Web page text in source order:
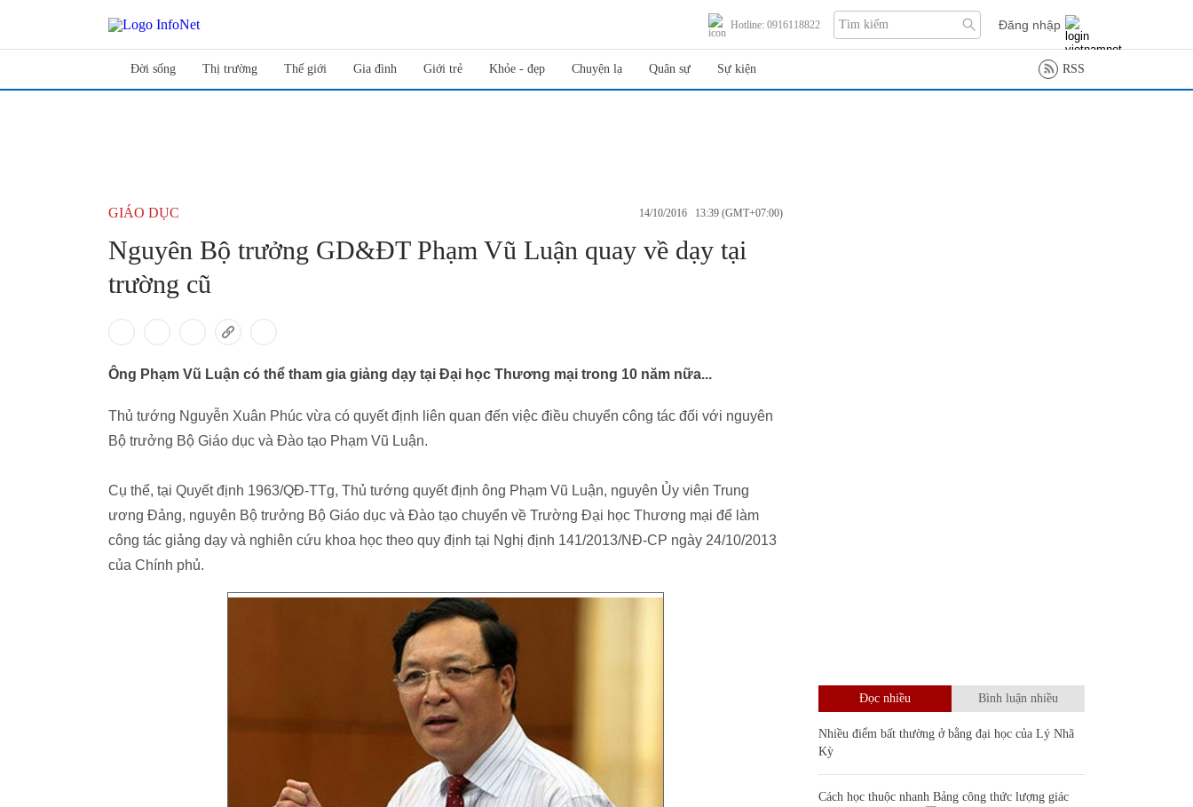
Hotline: 0916118822 Đăng nhập
Đời sống Thị trường Thế giới Gia đình Giới trẻ Khỏe - đẹp Chuyện lạ Quân sự Sự kiện RSS
GIÁO DỤC 14/10/2016 13:39 (GMT+07:00)
Nguyên Bộ trưởng GD&ĐT Phạm Vũ Luận quay về dạy tại
trường cũ
Ông Phạm Vũ Luận có thể tham gia giảng dạy tại Đại học Thương mại trong 10 năm nữa...
Thủ tướng Nguyễn Xuân Phúc vừa có quyết định liên quan đến việc điều chuyển công tác đối với nguyên
Bộ trưởng Bộ Giáo dục và Đào tạo Phạm Vũ Luận.
Cụ thể, tại Quyết định 1963/QĐ-TTg, Thủ tướng quyết định ông Phạm Vũ Luận, nguyên Ủy viên Trung
ương Đảng, nguyên Bộ trưởng Bộ Giáo dục và Đào tạo chuyển về Trường Đại học Thương mại để làm
công tác giảng dạy và nghiên cứu khoa học theo quy định tại Nghị định 141/2013/NĐ-CP ngày 24/10/2013
của Chính phủ.
Đọc nhiều Bình luận nhiều
Nhiều điểm bất thường ở bằng đại học của Lý Nhã
Kỳ
Cách học thuộc nhanh Bảng công thức lượng giác